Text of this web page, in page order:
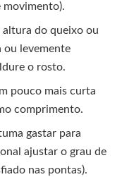
movimento).
altura do queixo ou
ou levemente
o rosto.
pouco mais curta
comprimento.
gastar para
ajustar o grau de
nas pontas).